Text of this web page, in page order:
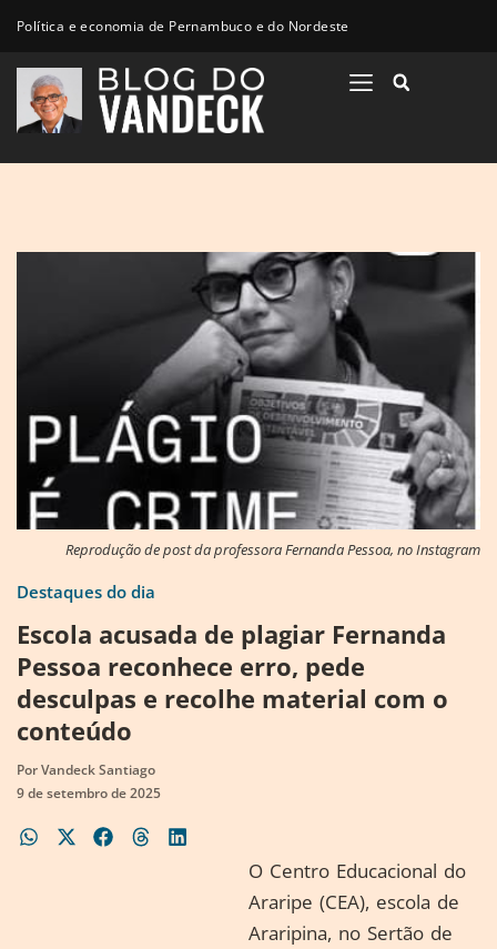
Política e economia de Pernambuco e do Nordeste
Reprodução de post da professora Fernanda Pessoa, no Instagram
Destaques do dia
Escola acusada de plagiar Fernanda
Pessoa reconhece erro, pede
desculpas e recolhe material com o
conteúdo
PorVandeck Santiago
9 de setembro de 2025
O Centro Educacional do
Araripe (CEA), escola de
Araripina, no Sertão de